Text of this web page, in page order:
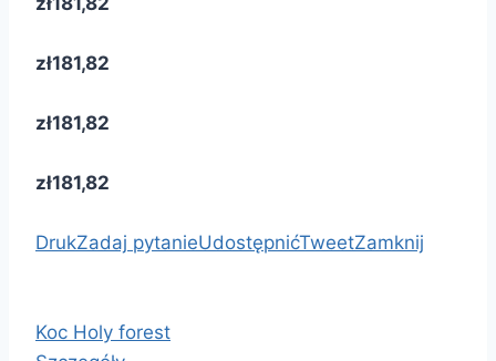
zł181,82
zł181,82
zł181,82
DrukZadaj pytanieUdostępnićTweetZamknij
Koc Holy forest